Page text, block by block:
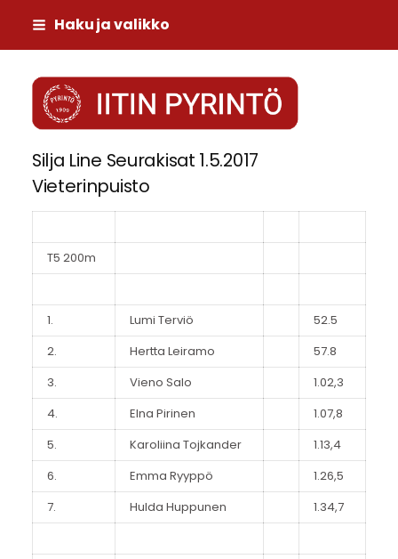
Siirry
sivun
sisältöön
Haku ja valikko
Iitin Pyrintö
Silja Line Seurakisat 1.5.2017
Vieterinpuisto
T5 200m
1. Lumi Terviö
52.5
2.
Hertta Leiramo
57.8
3.
Vieno Salo
1.02,3
4.
Elna Pirinen
1.07,8
5.
Karoliina Tojkander
1.13,4
6.
Emma Ryyppö
1.26,5
7.
Hulda Huppunen 1.34,7